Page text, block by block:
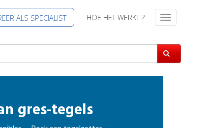
ALS SPECIALIST HOE HET WERKT ?
T
g
l
gres-tegels